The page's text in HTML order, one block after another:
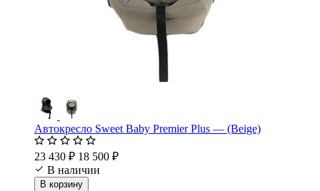
Автокресло Sweet Baby Premier Plus — (Beige)
23 430 ₽ 18 500 ₽
В наличии
В корзину